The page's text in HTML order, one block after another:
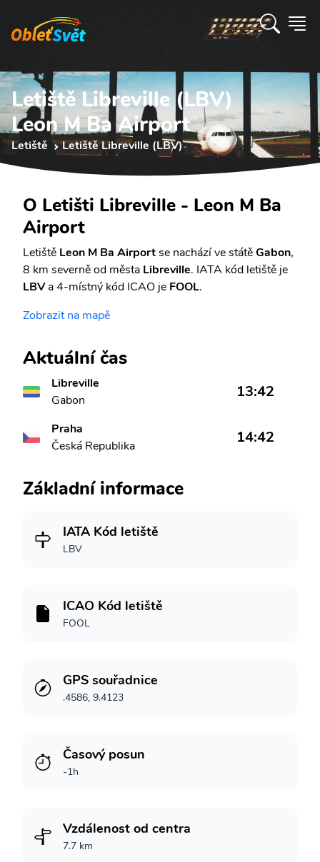
Letiště Libreville (LBV)
Leon M Ba Airport
Letiště Letiště Libreville (LBV)
O Letišti Libreville - Leon M Ba
Airport
Letiště Leon M Ba Airportse nachází ve státěGabon,
8 km severně od města Libreville. IATA kód letiště je
LBVa 4-místný kód ICAO je FOOL.
Zobrazit na mapě
Aktuální čas
Libreville
Gabon
13:42
Praha
Česká Republika
14:42
Základní informace
IATA Kód letiště
LBV
ICAO Kód letiště
FOOL
GPS souřadnice
.4586, 9.4123
Časový posun
-1h
Vzdálenost od centra
7.7 km